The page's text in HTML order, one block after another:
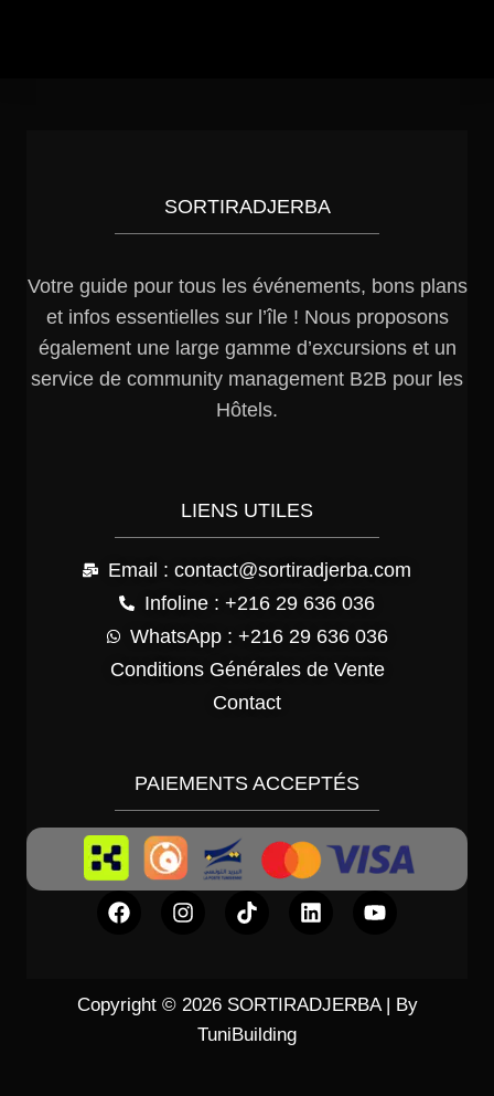
SORTIRADJERBA
Votre guide pour tous les événements, bons plans
et infos essentielles sur l’île ! Nous proposons
également une large gamme d’excursions et un
service de community management B2B pour les
Hôtels.
LIENS UTILES
Email : contact@sortiradjerba.com
Infoline : +216 29 636 036
WhatsApp : +216 29 636 036
Conditions Générales de Vente
Contact
PAIEMENTS ACCEPTÉS
Copyright © 2026 SORTIRADJERBA | By
TuniBuilding